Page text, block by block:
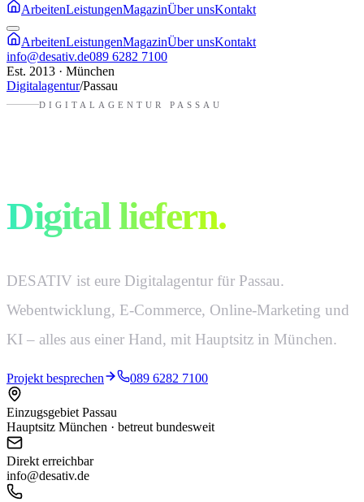
ArbeitenLeistungenMagazinÜber unsKontakt
ArbeitenLeistungenMagazinÜber unsKontakt
info@desativ.de089 6282 7100
Est. 2013 · München
Digitalagentur/Passau
DIGITALAGENTUR PASSAU
Digital liefern.
DESATIV ist eure Digitalagentur für Passau.
Webentwicklung, E-Commerce, Online-Marketing und
KI – alles aus einer Hand, mit Hauptsitz in München.
Projekt besprechen 089 6282 7100
Einzugsgebiet Passau
Hauptsitz München · betreut bundesweit
Direkt erreichbar
info@desativ.de